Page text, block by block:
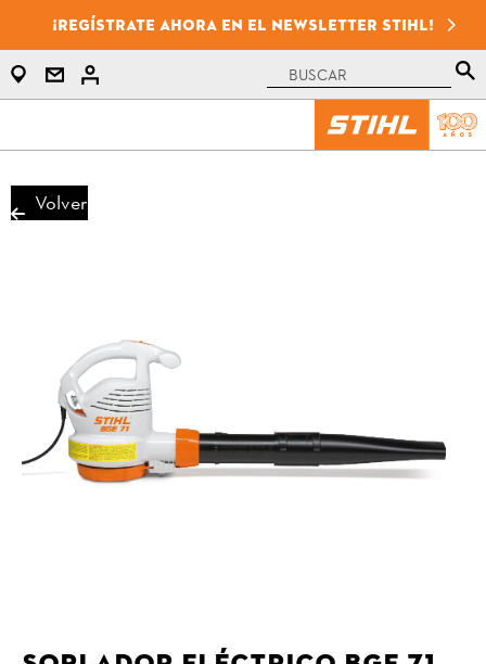
¡Regístrate ahora en el newsletter STIHL!
Volver